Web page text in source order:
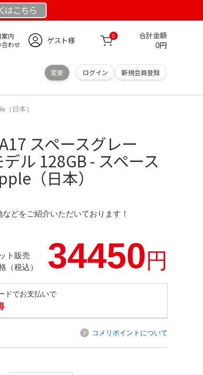
はこちら
内
わせ
ゲスト様 0 合計金額
0円
変更 ログイン 新規会員登録
（日本）
スペースグレー
ル 128GB - スペース
（日本）
どをご紹介いただいております！
ト販売
（税込）
34450円
ドでお支払いで
コメリポイントについて